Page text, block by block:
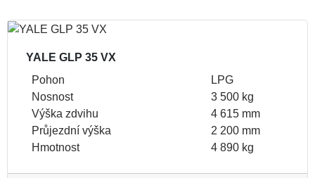
YALE GLP 35 VX
Pohon
LPG
Nosnost
3 500 kg
Výška zdvihu
4 615 mm
Průjezdní výška
2 200 mm
Hmotnost
4 890 kg